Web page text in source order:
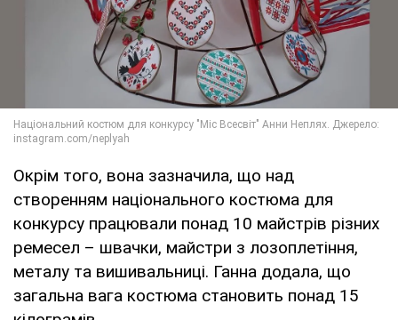
Окрім того, вона зазначила, що над
створенням національного костюма для
конкурсу працювали понад 10 майстрів різних
ремесел – швачки, майстри з лозоплетіння,
металу та вишивальниці. Ганна додала, що
загальна вага костюма становить понад 15